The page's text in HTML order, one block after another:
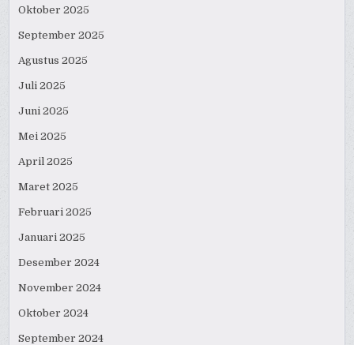
Oktober 2025
September 2025
Agustus 2025
Juli 2025
Juni 2025
Mei 2025
April 2025
Maret 2025
Februari 2025
Januari 2025
Desember 2024
November 2024
Oktober 2024
September 2024